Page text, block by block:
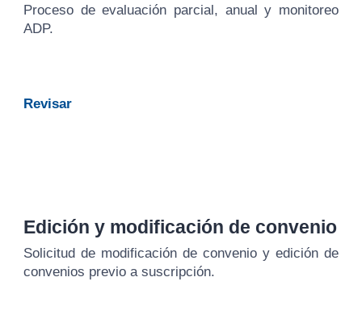
Proceso de evaluación parcial, anual y monitoreo
ADP.
Revisar
Edición y modificación de convenio
Solicitud de modificación de convenio y edición de
convenios previo a suscripción.